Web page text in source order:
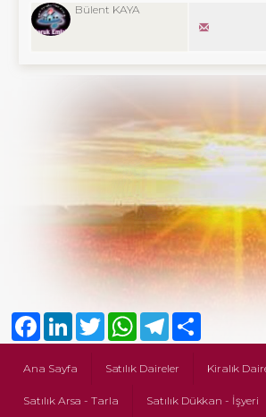
Bülent KAYA
Ana Sayfa Satılık Daireler Kiralık
Satılık Arsa - Tarla Satılık Dükkan - İşyeri
FacebookLinkedInTwitter WhatsAppTelegram